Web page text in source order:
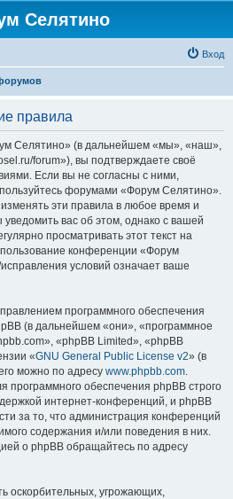
Селятино
Вход
правила
Селятино» (в дальнейшем «мы», «наш»,
forum»), вы подтверждаете своё
Если вы не согласны с ними,
форумами «Форум Селятино».
эти правила в любое время и
вас об этом, однако с вашей
просматривать этот текст на
конференции «Форум
условий означает ваше
программного обеспечения
(в дальнейшем «они», «программное
«phpBB Limited», «phpBB
«GNU General Public License v2» (в
можно по адресу www.phpbb.com.
программного обеспечения phpBB строго
интернет-конференций, и phpBB
за то, что администрация конференций
содержания и/или поведения в них.
о phpBB обращайтесь по адресу
оскорбительных, угрожающих,